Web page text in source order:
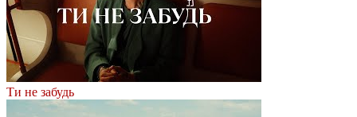
Ти не забудь